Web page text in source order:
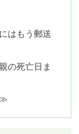
はもう郵送
の死亡日ま
≫